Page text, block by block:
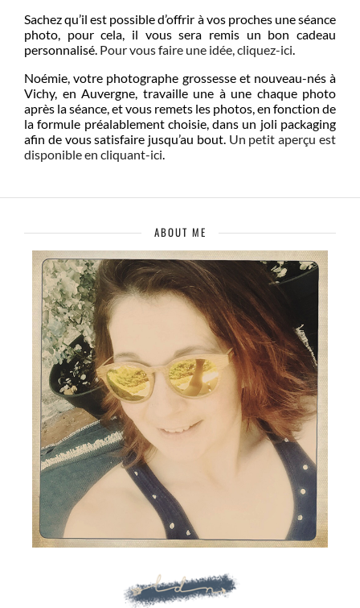
Sachez qu’il est possible d’offrir à vos proches une séance
photo, pour cela, il vous sera remis un bon cadeau
personnalisé. Pour vous faire une idée, cliquez-ici.
Noémie, votre photographe grossesse et nouveau-nés à
Vichy, en Auvergne, travaille une à une chaque photo
après la séance, et vous remets les photos, en fonction de
la formule préalablement choisie, dans un joli packaging
afin de vous satisfaire jusqu’au bout. Un petit aperçu est
disponible en cliquant-ici.
ABOUT ME